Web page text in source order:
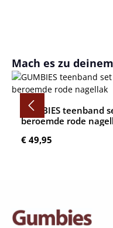
Productgalerij overslaan
Mach es zu
GUMBIES teenband
beroemde rode
Normale prijs:
€ 49,95